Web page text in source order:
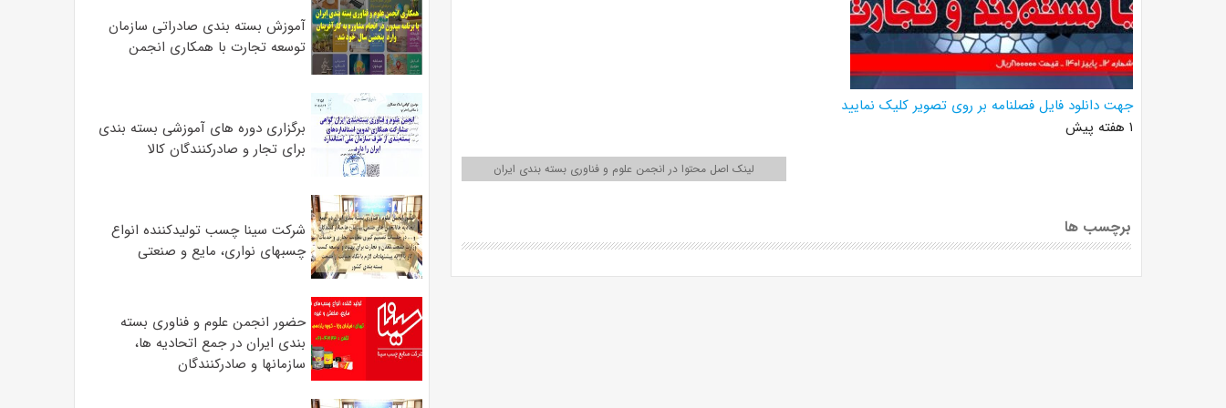
جهت دانلود فایل فصلنامه بر روی تصویر کلیک نمایید
۱ هفته پیش
لینک اصل محتوا در انجمن علوم و فناوری بسته بندی ایران
برچسب ها
آموزش بسته بندی صادراتی سازمان
توسعه تجارت با همکاری انجمن
برگزاری دوره های آموزشی بسته بندی
برای تجار و صادرکنندگان کالا
شرکت سینا چسب تولیدکننده انواع
چسبهای نواری، مایع و صنعتی
حضور انجمن علوم و فناوری بسته
بندی ایران در جمع اتحادیه ها،
سازمانها و صادرکنندگان